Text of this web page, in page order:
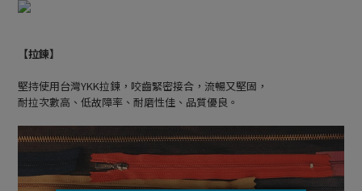
【拉鍊】
堅持使用台灣YKK拉鍊，咬齒緊密接合，流暢又堅固，
耐拉次數高、低故障率、耐磨性佳、品質優良。